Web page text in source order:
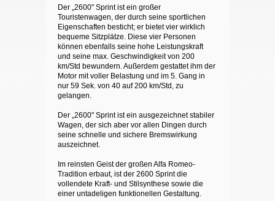
Der „2600" Sprint ist ein großer
Touristenwagen, der durch seine sportlichen
Eigenschaften besticht; er bietet vier wirklich
bequeme Sitzplätze. Diese vier Personen
können ebenfalls seine hohe Leistungskraft
und seine max. Geschwindigkeit von 200
km/Std bewundern. Außerdem gestattet ihm der
Motor mit voller Belastung und im 5. Gang in
nur 59 Sek. von 40 auf 200 km/Std, zu
gelangen.
Der „2600" Sprint ist ein ausgezeichnet stabiler
Wagen, der sich aber vor allen Dingen durch
seine schnelle und sichere Bremswirkung
auszeichnet.
Im reinsten Geist der großen Alfa Romeo-
Tradition erbaut, ist der 2600 Sprint die
vollendete Kraft- und Stilsynthese sowie die
einer untadeligen funktionellen Gestaltung.